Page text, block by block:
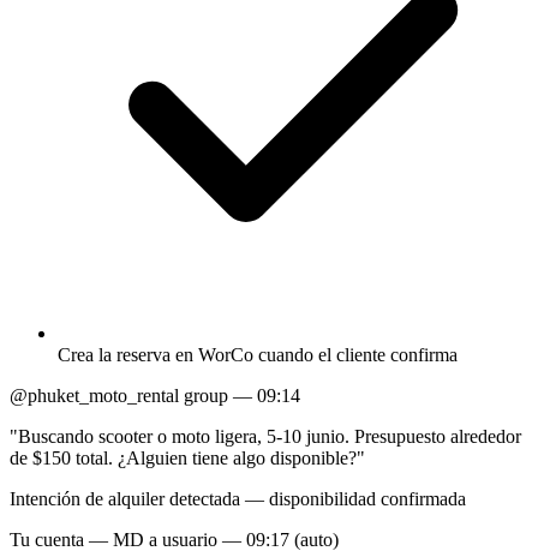
Crea la reserva en WorCo cuando el cliente confirma
@phuket_moto_rental group — 09:14
"Buscando scooter o moto ligera, 5-10 junio. Presupuesto alrededor
de $150 total. ¿Alguien tiene algo disponible?"
Intención de alquiler detectada — disponibilidad confirmada
Tu cuenta — MD a usuario — 09:17 (auto)